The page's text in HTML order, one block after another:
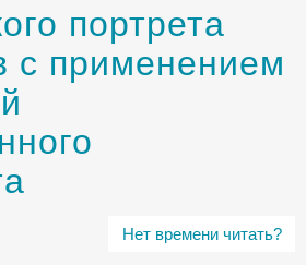
портрета
с применением
Нет времени читать?